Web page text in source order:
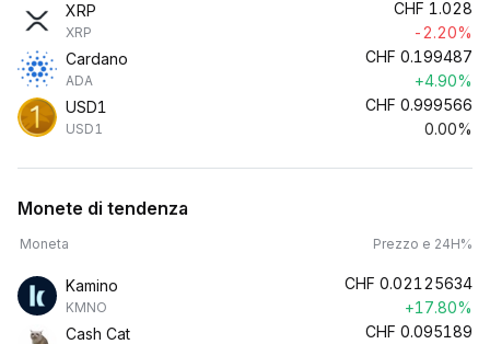
XRP
XRP
CHF 1.028
-2.20%
Cardano
ADA
CHF 0.199487
+4.90%
USD1
USD1
CHF 0.999566
0.00%
Monete di tendenza
Moneta Prezzo e 24H%
Kamino
KMNO
CHF 0.02125634
+17.80%
Cash Cat
CHF 0.095189